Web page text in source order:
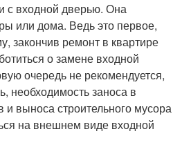
с входной дверью. Она
или дома. Ведь это первое,
закончив ремонт в квартире
о замене входной
очередь не рекомендуется,
необходимость заноса в
выноса строительного мусора
на внешнем виде входной